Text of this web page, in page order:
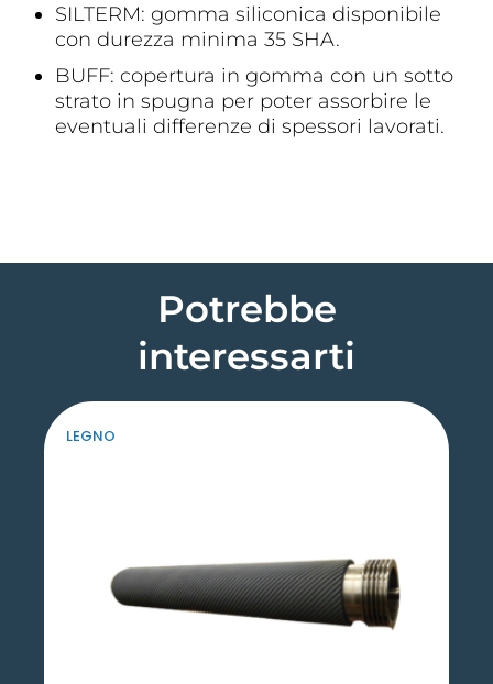
SILTERM: gomma siliconica disponibile
con durezza minima 35 SHA.
BUFF: copertura in gomma con un sotto
strato in spugna per poter assorbire le
eventuali differenze di spessori lavorati.
Potrebbe
interessarti
LEGNO